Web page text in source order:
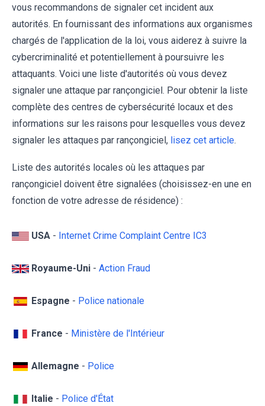
vous recommandons de signaler cet incident aux
autorités. En fournissant des informations aux organismes
chargés de l'application de la loi, vous aiderez à suivre la
cybercriminalité et potentiellement à poursuivre les
attaquants. Voici une liste d'autorités où vous devez
signaler une attaque par rançongiciel. Pour obtenir la liste
complète des centres de cybersécurité locaux et des
informations sur les raisons pour lesquelles vous devez
signaler les attaques par rançongiciel, lisez cet article.
Liste des autorités locales où les attaques par
rançongiciel doivent être signalées (choisissez-en une en
fonction de votre adresse de résidence) :
USA - Internet Crime Complaint Centre IC3
Royaume-Uni - Action Fraud
Espagne - Police nationale
France - Ministère de l'Intérieur
Allemagne - Police
Italie - Police d'État